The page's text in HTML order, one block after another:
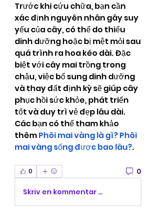
Trước khi cứu chữa, bạn cần
xác định nguyên nhân gây suy
yếu của cây, có thể do thiếu
dinh dưỡng hoặc bị mệt mỏi sau
quá trình ra hoa kéo dài. Đặc
biệt với cây mai trồng trong
chậu, việc bổ sung dinh dưỡng
và thay đất định kỳ sẽ giúp cây
phục hồi sức khỏe, phát triển
tốt và duy trì vẻ đẹp lâu dài.
Các bạn có thể tham khảo
thêm Phôi mai vàng là gì? Phôi
mai vàng sống được bao lâu?.
0 0
Skriv en kommentar …